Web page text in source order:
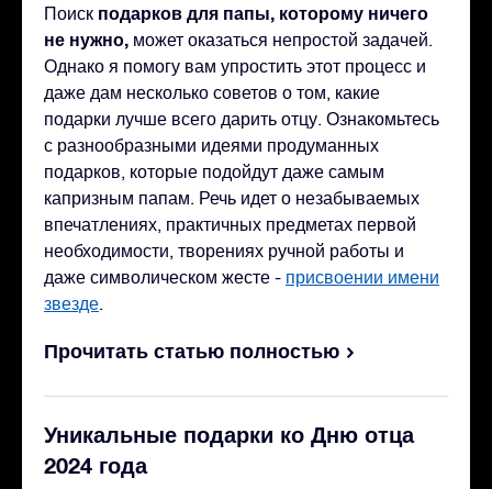
Поиск подарков для папы, которому ничего
не нужно, может оказаться непростой задачей.
Однако я помогу вам упростить этот процесс и
даже дам несколько советов о том, какие
подарки лучше всего дарить отцу. Ознакомьтесь
с разнообразными идеями продуманных
подарков, которые подойдут даже самым
капризным папам. Речь идет о незабываемых
впечатлениях, практичных предметах первой
необходимости, творениях ручной работы и
даже символическом жесте - присвоении имени
звезде.
Прочитать статью полностью
Уникальные подарки ко Дню отца
2024 года